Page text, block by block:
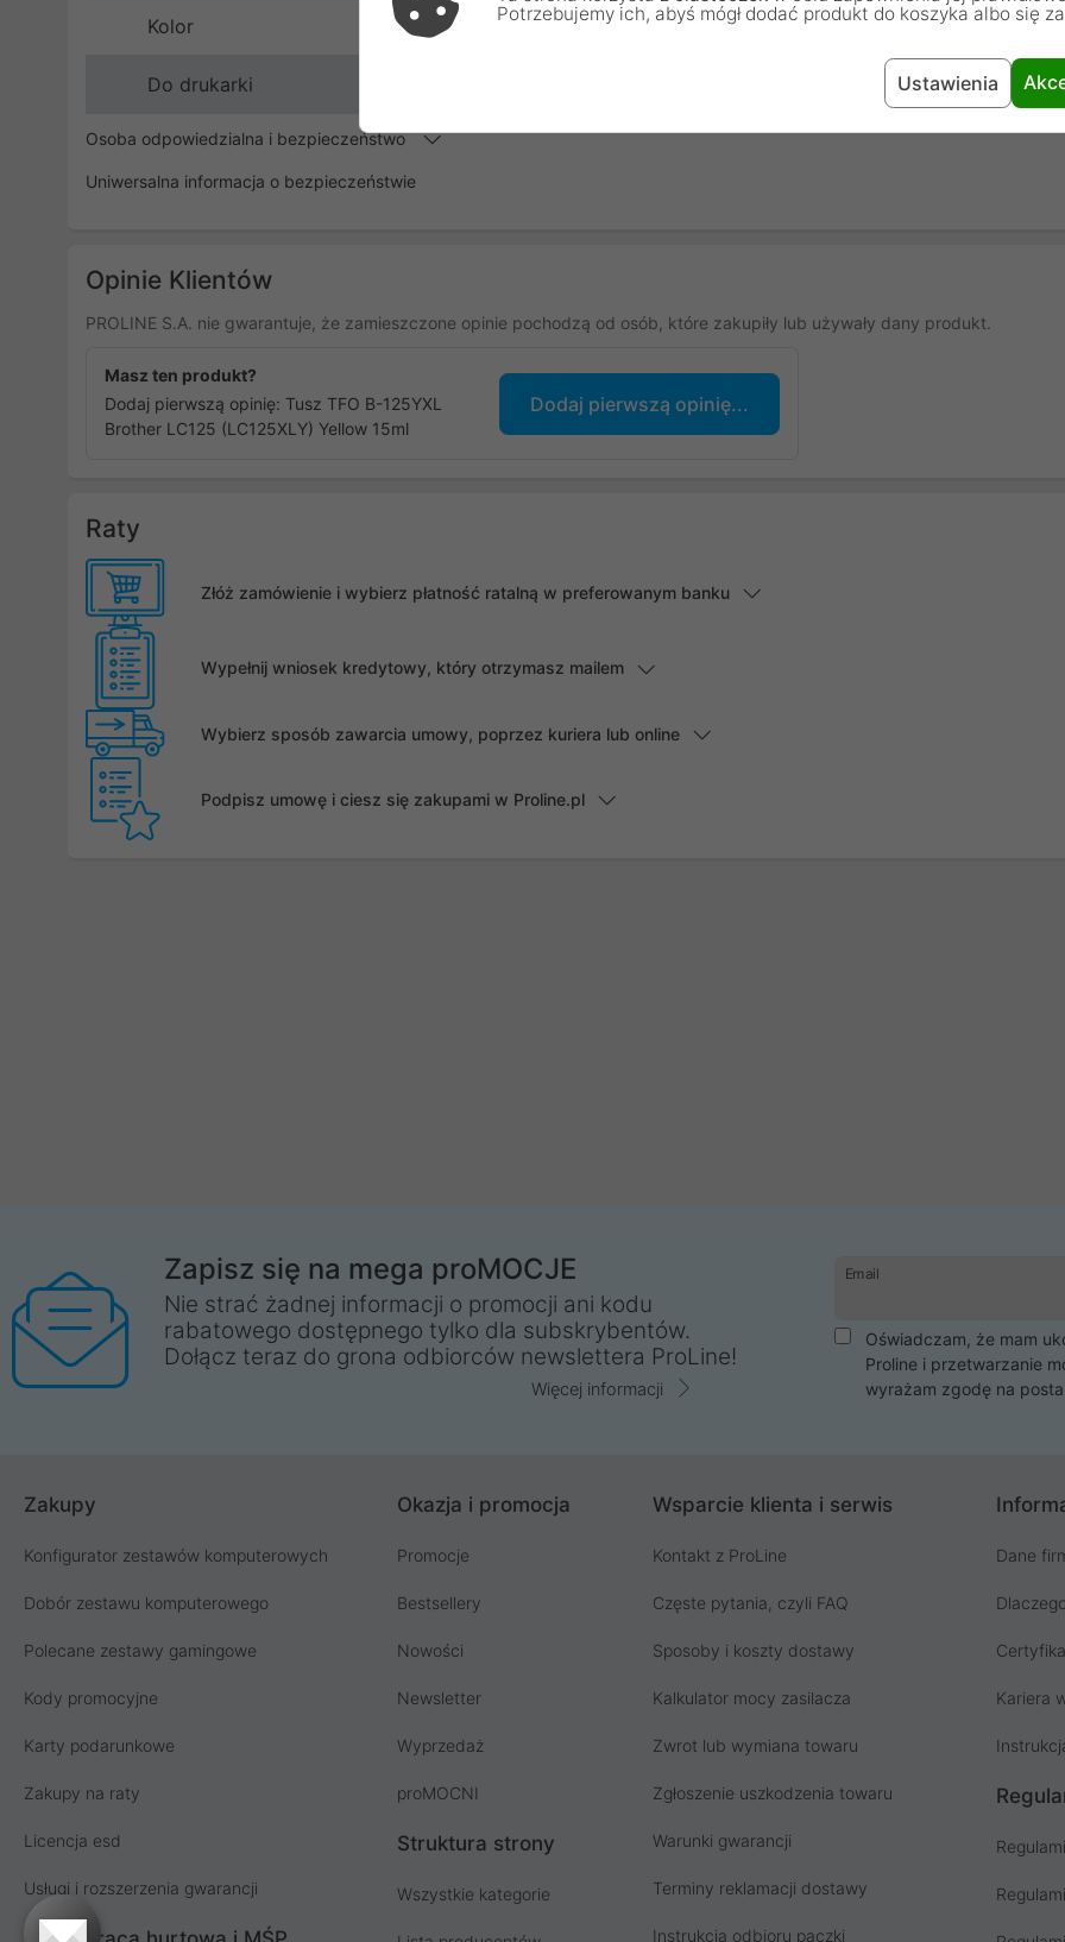
Kolor Żółty Yellow
Do drukarki
Osoba odpowiedzialna i bezpieczeństwo
Uniwersalna informacja o bezpieczeństwie
Opinie Klientów
PROLINE S.A. nie gwarantuje, że zamieszczone opinie pochodzą od osób, które zakupiły lub używały dany produkt.
Masz ten produkt?
Dodaj pierwszą opinię: Tusz TFO B-125YXL
Brother LC125 (LC125XLY) Yellow 15ml
Dodaj pierwszą opinię...
Raty
Złóż zamówienie i wybierz płatność ratalną w preferowanym banku
Wypełnij wniosek kredytowy, który otrzymasz mailem
Wybierz sposób zawarcia umowy, poprzez kuriera lub online
Podpisz umowę i ciesz się zakupami w Proline.pl
Zapisz się na mega proMOCJE
Nie strać żadnej informacji o promocji ani kodu
rabatowego dostępnego tylko dla subskrybentów.
Dołącz teraz do grona odbiorców newslettera ProLine!
Więcej informacji
Email
Oświadczam, że mam
Proline i przetwarzanie
wyrażam zgodę na
Zakupy
Konfigurator zestawów komputerowych
Dobór zestawu komputerowego
Polecane zestawy gamingowe
Kody promocyjne
Karty podarunkowe
Zakupy na raty
Licencja esd
Usługi i rozszerzenia gwarancji
Okazja i promocja
Promocje
Bestsellery
Nowości
Newsletter
Wyprzedaż
proMOCNI
Struktura strony
Wszystkie kategorie
Wsparcie klienta i serwis
Kontakt z ProLine
Częste pytania, czyli FAQ
Sposoby i koszty dostawy
Kalkulator mocy zasilacza
Zwrot lub wymiana towaru
Zgłoszenie uszkodzenia towaru
Warunki gwarancji
Terminy reklamacji dostawy
Instrukcja odbioru paczki
Dane
Kariera
Potrzebujemy ich, abyś mógł dodać produkt do koszyka albo się
Ustawienia